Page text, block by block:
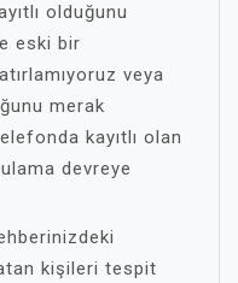
olduğunu
eski bir
veya
merak
kayıtlı olan
devreye
kişileri tespit